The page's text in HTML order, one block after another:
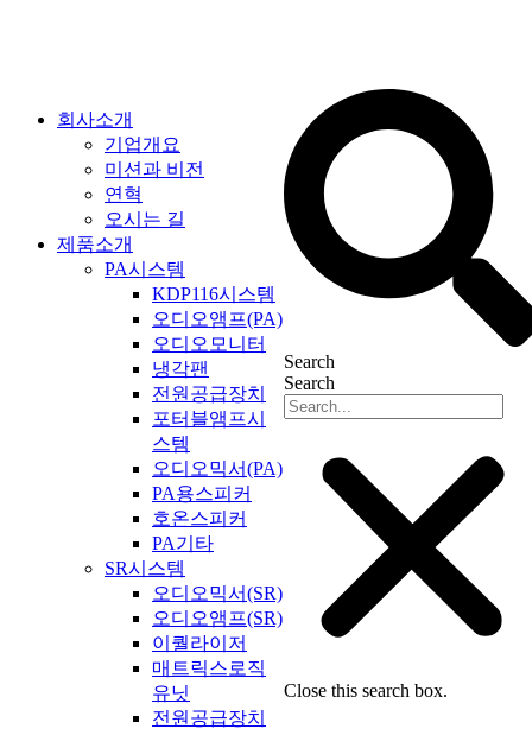
회사소개
기업개요
미션과 비전
연혁
오시는 길
제품소개
PA시스템
KDP116시스템
오디오앰프(PA)
오디오모니터
냉각팬
전원공급장치
포터블앰프시
스템
오디오믹서(PA)
PA용스피커
호온스피커
PA기타
SR시스템
오디오믹서(SR)
오디오앰프(SR)
이퀄라이저
매트릭스로직
유닛
전원공급장치
Search
Search
Close this search box.